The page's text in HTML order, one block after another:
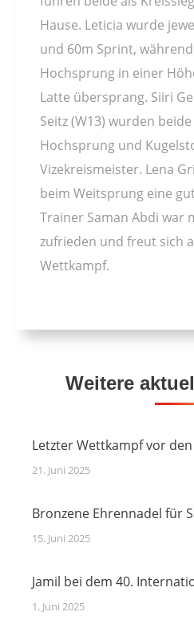
Hause. Leticia wurde
und 60m Sprint,
Hochsprung in einer
Latte übersprang. Siiri
Seitz (W13) wurden
Hochsprung und
Vizekreismeister. Lena
beim Weitsprung eine
Trainer Saman Abdi war
zufrieden und freut sich
Wettkampf.
Weitere
Letzter Wettkampf vor
21. Juni 2025
Bronzene Ehrennadel für
15. Juni 2025
Jamil bei dem 40.
1. Juni 2025